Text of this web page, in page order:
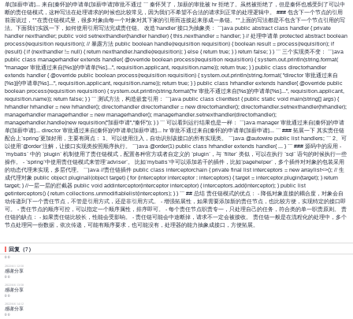
单[加薪申请]... 来自[秦怀]的申请单[加薪申请]审批不通过 ``` 秦怀哭了，加薪的审批被 hr 拒绝了。虽然被拒绝了，但是秦怀也感受到了可以中
断的责任链模式，这种写法在处理请求的时候也比较常见，因为我们不希望不合法的请求到正常的处理逻辑中。 ### 包含下一个节点的引用
前面说过，**在责任链模式里，很多对象由每一个对象对其下家的引用而连接起来形成一条链。**上面的写法都是不包含下一个节点引用的写
法。下面我们实践一下，如何使用引用写法完成责任链。 改造`handler`接口为抽象类： ```java public abstract class handler { private
handler nexthandler; public void setnexthandler(handler handler) { this.nexthandler = handler; } // 处理申请单 protected abstract boolean
process(requisition requisition); // 暴露方法 public boolean handle(requisition requisition) { boolean result = process(requisition); if
(result) { if (nexthandler != null) { return nexthandler.handle(requisition); } else { return true; } } return false; } } ``` 三个实现类不变： ```java
public class managerhandler extends handler{ @override boolean process(requisition requisition) { system.out.println(string.format(
"manager 审批通过来自[%s]的申请单[%s]...", requisition.applicant, requisition.name)); return true; } } public class directorhandler
extends handler { @override public boolean process(requisition requisition) { system.out.println(string.format( "director 审批通过来自
[%s]的申请单[%s]...", requisition.applicant, requisition.name)); return true; } } public class hrhandler extends handler{ @override public
boolean process(requisition requisition) { system.out.println(string.format("hr 审批不通过来自[%s]的申请单[%s]...", requisition.applicant,
requisition.name)); return false; } } ``` 测试方法，构造嵌套引用： ```java public class clienttest { public static void main(string[] args) {
hrhandler hrhandler = new hrhandler(); directorhandler directorhandler = new directorhandler(); directorhandler.setnexthandler(hrhandler);
managerhandler managerhandler = new managerhandler(); managerhandler.setnexthandler(directorhandler);
managerhandler.handle(new requisition("加薪申请","秦怀")); } } ``` 可以看到运行结果也是一样： ```java manager 审批通过来自[秦怀]的申请
单[加薪申请]... director 审批通过来自[秦怀]的申请单[加薪申请]... hr 审批不通过来自[秦怀]的申请单[加薪申请]... ``` ### 拓展一下 其实责任链
配合上`spring`更加好用，主要有两点： 1、可以使用注入，自动识别该接口的所有实现类。 ```java @autowire public list handlers; ``` 2、可
以使用`@order`注解，让接口实现类按照顺序执行。 ```java @order(1) public class hrhandler extends handler{ ... } ``` ### 源码中的应用 -
`mybatis` 中的 `plugin` 机制使用了责任链模式，配置各种官方或者自定义的 `plugin`，与 `filter` 类似，可以在执行 `sql` 语句的时候执行一些
操作。 - `spring`中使用责任链模式来管理`adviser`。 比如`mybatis`中可以添加若干的插件，比如`pagehelper`，多个插件对对象的包装采用
的动态代理来实现，多层代理。 ```java //责任链插件 public class interceptorchain { private final list interceptors = new arraylist<>(); // 生
成代理对象 public object pluginall(object target) { for (interceptor interceptor : interceptors) { target = interceptor.plugin(target); } return
target; } //一层一层的拦截器 public void addinterceptor(interceptor interceptor) { interceptors.add(interceptor); } public list
getinterceptors() { return collections.unmodifiablelist(interceptors); } } ``` ## 总结 责任链模式的优点： - 降低对象直接的耦合度，对象会自
动传递到下一个责任节点，不管是引用方式，还是非引用方式。 - 增强拓展性，如果需要添加新的责任节点，也比较方便，实现特定的接口即
可。 - 责任节点的顺序可控，可以指定一个顺序属性，排序即可。 - 每个责任节点职责专一，只处理自己的任务，符合类的单一职责原则。 责
任链的缺点： - 如果责任链比较长，性能会受影响。 - 责任链可能会中途断掉，请求不一定会被接收。 责任链一般是在流程化的处理中，多个
节点处理同一份数据，依次传递，可能有顺序要求，也可能没有，处理器的能力抽象成接口，方便拓展。
回复（7）
0 0
2022/6/1 12:50
感谢分享
0 0
2022/6/6 13:58
感谢分享
0 0
2022/6/6 14:12
感谢分享
0 0